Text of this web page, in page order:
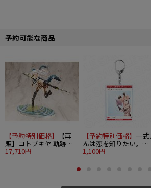
予約可能な商品
【予約特別価格】 【再
販】コトブキヤ 軌跡シ
リーズ 1/8 フィー・クラ
17,710円
【予約特別価格】 一式
んは恋を知りたい。
SNS風アクリルキーホル
1,100円